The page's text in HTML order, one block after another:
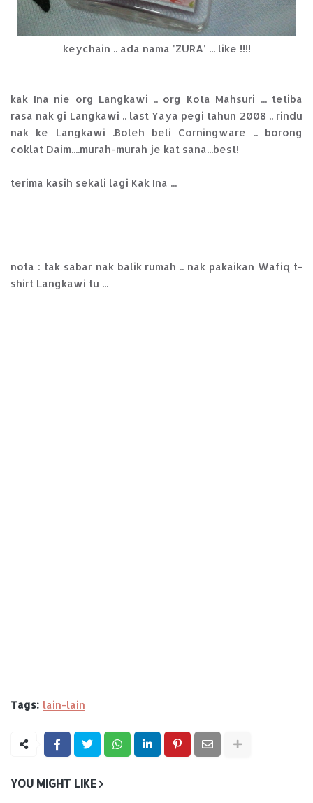
keychain .. ada nama 'ZURA' ... like !!!!
kak Ina nie org Langkawi .. org Kota Mahsuri ... tetiba
rasa nak gi Langkawi .. last Yaya pegi tahun 2008 .. rindu
nak ke Langkawi .Boleh beli Corningware .. borong
coklat Daim....murah-murah je kat sana...best!
terima kasih sekali lagi Kak Ina ...
nota : tak sabar nak balik rumah .. nak pakaikan Wafiq t-
shirt Langkawi tu ...
Tags: lain-lain
YOU MIGHT LIKE